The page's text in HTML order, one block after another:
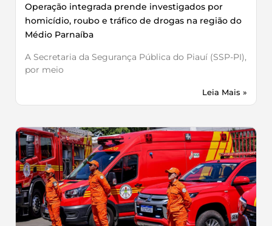
Operação integrada prende investigados por
homicídio, roubo e tráfico de drogas na região do
Médio Parnaíba
A Secretaria da Segurança Pública do Piauí (SSP-PI),
por meio
Leia Mais »